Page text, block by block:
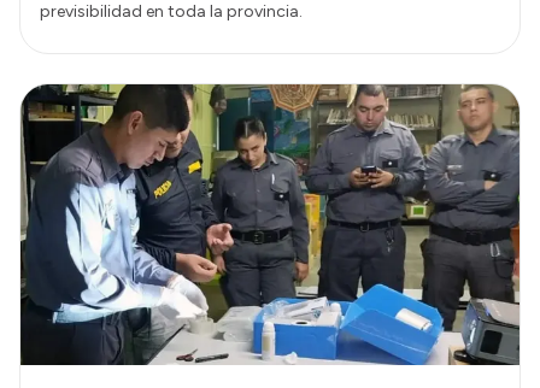
previsibilidad en toda la provincia.